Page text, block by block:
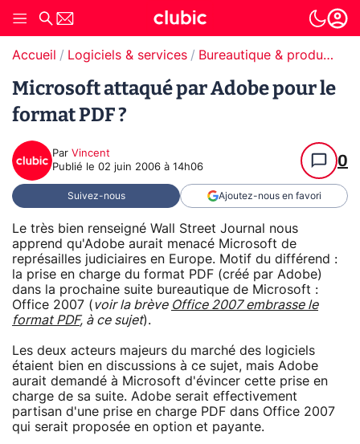
Accueil Logiciels & services Bureautique & productivité
Microsoft attaqué par Adobe pour le
format PDF ?
Par Vincent
Publié le 02 juin 2006 à 14h06 0
Suivez-nous Ajoutez-nous en favori
Le très bien renseigné Wall Street Journal nous
apprend qu'Adobe aurait menacé Microsoft de
représailles judiciaires en Europe. Motif du différend :
la prise en charge du format PDF (créé par Adobe)
dans la prochaine suite bureautique de Microsoft :
Office 2007 (voir la brève Office 2007 embrasse le
format PDF, à ce sujet).
Les deux acteurs majeurs du marché des logiciels
étaient bien en discussions à ce sujet, mais Adobe
aurait demandé à Microsoft d'évincer cette prise en
charge de sa suite. Adobe serait effectivement
partisan d'une prise en charge PDF dans Office 2007
qui serait proposée en option et payante.